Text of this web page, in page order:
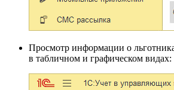
Просмотр информации о
в табличном и графическом видах: